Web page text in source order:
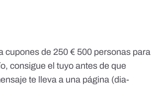
cupones de 250 € 500 personas para
consigue el tuyo antes de que
te lleva a una página (dia-